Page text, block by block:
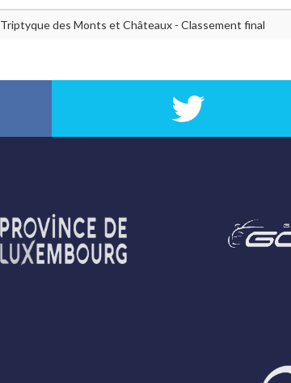
Triptyque des Monts et Châteaux - Classement final